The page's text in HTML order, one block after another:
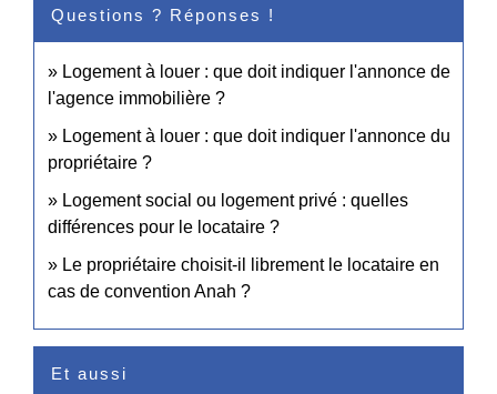
Questions ? Réponses !
Logement à louer : que doit indiquer l'annonce de
l'agence immobilière ?
Logement à louer : que doit indiquer l'annonce du
propriétaire ?
Logement social ou logement privé : quelles
différences pour le locataire ?
Le propriétaire choisit-il librement le locataire en
cas de convention Anah ?
Et aussi